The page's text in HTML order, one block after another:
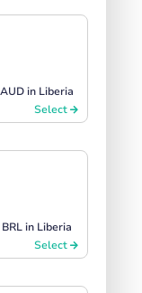
in Liberia
Select
in Liberia
Select